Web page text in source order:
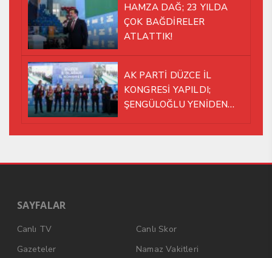
HAMZA DAĞ; 23 YILDA
ÇOK BAĞDİRELER
ATLATTIK!
AK PARTİ DÜZCE İL
KONGRESİ YAPILDI;
ŞENGÜLOĞLU YENİDEN
SAYFALAR
Canlı TV
Canlı Skor
Gazeteler
Namaz Vakitleri